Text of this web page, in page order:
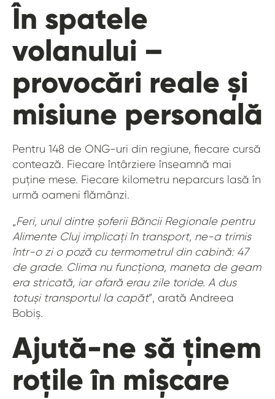
În spatele
volanului –
provocări reale și
misiune personală
Pentru 148 de ONG-uri din regiune, fiecare cursă
contează. Fiecare întârziere înseamnă mai
puține mese. Fiecare kilometru neparcurs lasă în
urmă oameni flămânzi.
„Feri, unul dintre șoferii Băncii Regionale pentru
Alimente Cluj implicați în transport, ne-a trimis
într-o zi o poză cu termometrul din cabină: 47
de grade. Clima nu funcționa, maneta de geam
era stricată, iar afară erau zile toride. A dus
totuși transportul la capăt”, arată Andreea
Bobiș.
Ajută-ne să ținem
roțile în mișcare